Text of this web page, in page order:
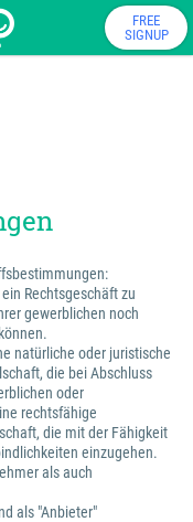
FREE
SIGNUP
Rechtsgeschäft zu
gewerblichen noch
natürliche oder juristische
die bei Abschluss
oder
rechtsfähige
die mit der Fähigkeit
einzugehen.
als auch
als "Anbieter"